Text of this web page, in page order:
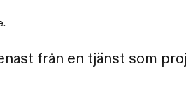
från en tjänst som